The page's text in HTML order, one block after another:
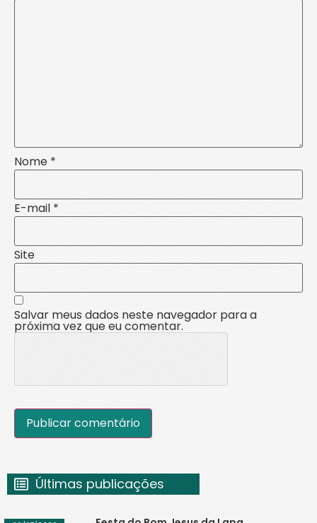
Nome *
E-mail *
Site
Salvar meus dados neste navegador para a
próxima vez que eu comentar.
Últimas publicações